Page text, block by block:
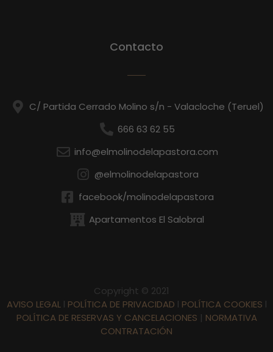
Contacto
C/ Partida Cerrado Molino s/n - Valacloche (Teruel)
666 63 62 55
info@elmolinodelapastora.com
@elmolinodelapastora
facebook/molinodelapastora
Apartamentos El Salobral
Copyright © 2021
AVISO LEGALl POLÍTICA DE PRIVACIDAD l POLÍTICA COOKIES l
POLÍTICA DE RESERVAS Y CANCELACIONES | NORMATIVA
CONTRATACIÓN